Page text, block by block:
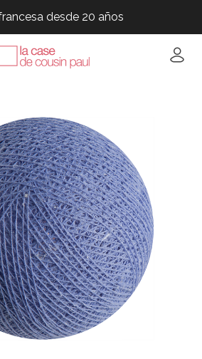
desde 20 años
desde 20 años
desde 20 años